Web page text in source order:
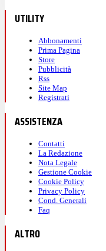
UTILITY
Abbonamenti
Prima Pagina
Store
Pubblicità
Rss
Site Map
Registrati
ASSISTENZA
Contatti
La Redazione
Nota Legale
Gestione Cookie
Cookie Policy
Privacy Policy
Cond. Generali
Faq
ALTRO